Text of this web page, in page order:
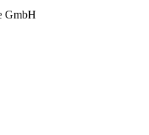
GmbH